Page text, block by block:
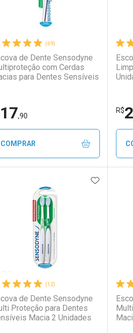
(69)
de Dente Sensodyne
com Cerdas
para Dentes Sensíveis
17,90
COMPRAR
FECHAR
FECHAR
Menos
R$
(12)
de Dente Sensodyne
Proteção para Dentes
Macia 2 Unidades